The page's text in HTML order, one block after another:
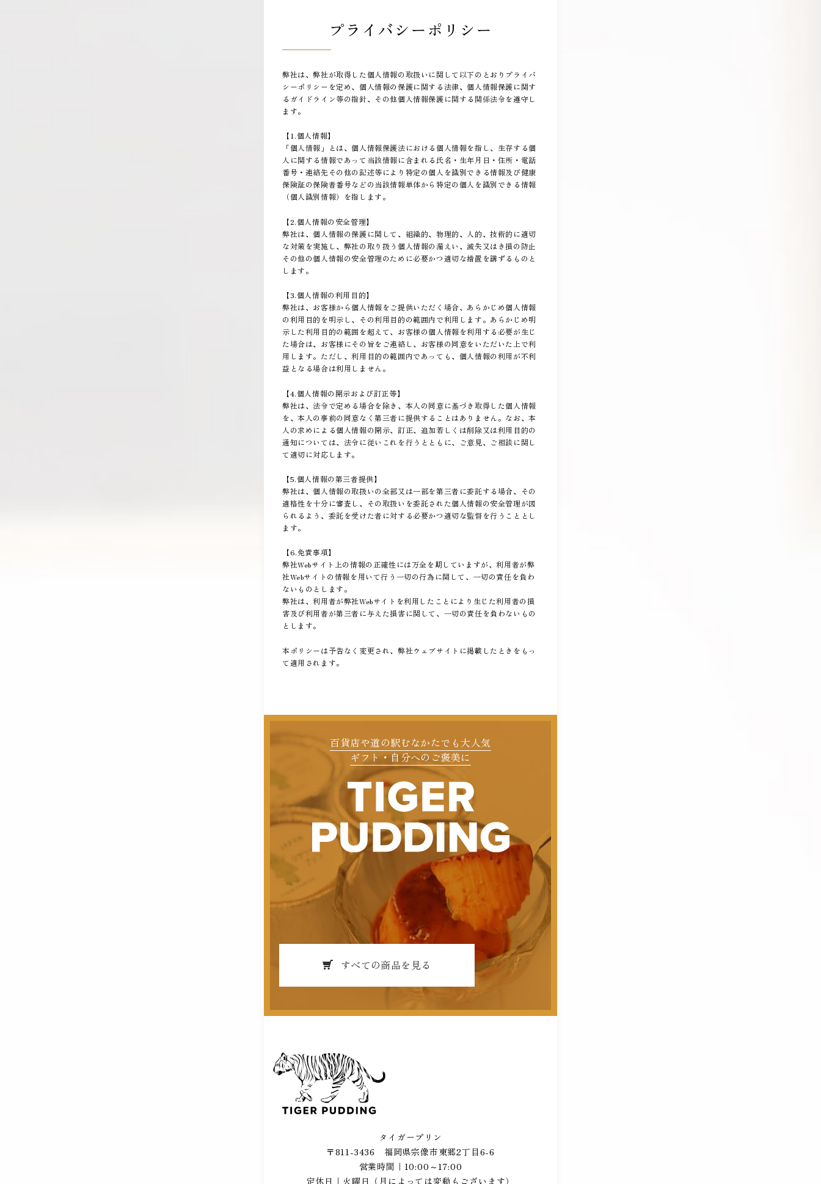
プライバシーポリシー
弊社は、弊社が取得した個人情報の取扱いに関して以下のとおりプライバ
シーポリシーを定め、個人情報の保護に関する法律、個人情報保護に関す
るガイドライン等の指針、その他個人情報保護に関する関係法令を遵守し
ます。
【1.個人情報】
「個人情報」とは、個人情報保護法における個人情報を指し、生存する個
人に関する情報であって当該情報に含まれる氏名・生年月日・住所・電話
番号・連絡先その他の記述等により特定の個人を識別できる情報及び健康
保険証の保険者番号などの当該情報単体から特定の個人を識別できる情報
（個人識別情報）を指します。
【2.個人情報の安全管理】
弊社は、個人情報の保護に関して、組織的、物理的、人的、技術的に適切
な対策を実施し、弊社の取り扱う個人情報の漏えい、滅失又はき損の防止
その他の個人情報の安全管理のために必要かつ適切な措置を講ずるものと
します。
【3.個人情報の利用目的】
弊社は、お客様から個人情報をご提供いただく場合、あらかじめ個人情報
の利用目的を明示し、その利用目的の範囲内で利用します。あらかじめ明
示した利用目的の範囲を超えて、お客様の個人情報を利用する必要が生じ
た場合は、お客様にその旨をご連絡し、お客様の同意をいただいた上で利
用します。ただし、利用目的の範囲内であっても、個人情報の利用が不利
益となる場合は利用しません。
【4.個人情報の開示および訂正等】
弊社は、法令で定める場合を除き、本人の同意に基づき取得した個人情報
を、本人の事前の同意なく第三者に提供することはありません。なお、本
人の求めによる個人情報の開示、訂正、追加若しくは削除又は利用目的の
通知については、法令に従いこれを行うとともに、ご意見、ご相談に関し
て適切に対応します。
【5.個人情報の第三者提供】
弊社は、個人情報の取扱いの全部又は一部を第三者に委託する場合、その
適格性を十分に審査し、その取扱いを委託された個人情報の安全管理が図
られるよう、委託を受けた者に対する必要かつ適切な監督を行うこととし
ます。
【6.免責事項】
弊社Webサイト上の情報の正確性には万全を期していますが、利用者が弊
社Webサイトの情報を用いて行う一切の行為に関して、一切の責任を負わ
ないものとします。
弊社は、利用者が弊社Webサイトを利用したことにより生じた利用者の損
害及び利用者が第三者に与えた損害に関して、一切の責任を負わないもの
とします。
本ポリシーは予告なく変更され、弊社ウェブサイトに掲載したときをもっ
て適用されます。
百貨店や道の駅むなかたでも大人気
ギフト・自分へのご褒美に
すべての商品を見る
タイガープリン
〒811-3436 福岡県宗像市東郷2丁目6-6
営業時間｜10:00～17:00
定休日｜火曜日 （月によっては変動もございます）